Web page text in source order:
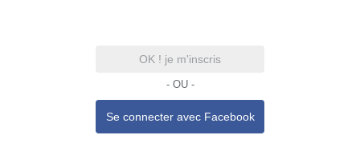
OK ! je m'inscris
- OU -
Se connecter avec Facebook